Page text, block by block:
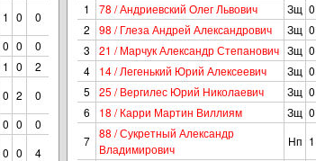
1 0
0
0 0
0
1 0
2
0 2
0
0 0
0
0 0
4
1 78 / Андриевский Олег Львович Зщ 0
2
98 / Глеза Андрей Александрович Зщ 0
3
21 / Марчук Александр Степанович Зщ 0
4
14 / Легенький Юрий Алексеевич Зщ 0
5
25 / Вергилес Юрий Николаевич Зщ 0
6
18 / Карри Мартин Виллиям Зщ 0
7
88 / Сукретный Александр
Владимирович
Нп 1